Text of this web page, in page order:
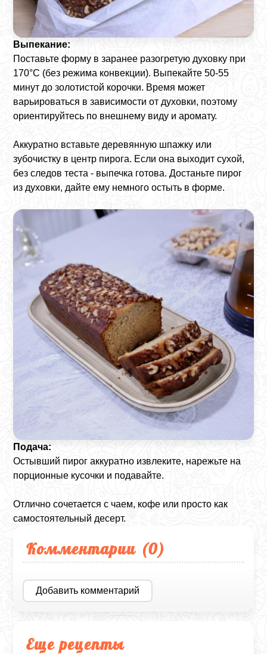
Выпекание:
Поставьте форму в заранее разогретую духовку при
170°C (без режима конвекции). Выпекайте 50-55
минут до золотистой корочки. Время может
варьироваться в зависимости от духовки, поэтому
ориентируйтесь по внешнему виду и аромату.
Аккуратно вставьте деревянную шпажку или
зубочистку в центр пирога. Если она выходит сухой,
без следов теста - выпечка готова. Достаньте пирог
из духовки, дайте ему немного остыть в форме.
Подача:
Остывший пирог аккуратно извлеките, нарежьте на
порционные кусочки и подавайте.
Отлично сочетается с чаем, кофе или просто как
самостоятельный десерт.
Комментарии (0)
Добавить комментарий
Еще рецепты